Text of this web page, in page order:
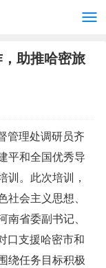
助推哈密旅
管理处调研员齐
平和全国优秀导
训。此次培训，
社会主义思想、
南省委副书记、
口支援哈密市和
绕任务目标积极